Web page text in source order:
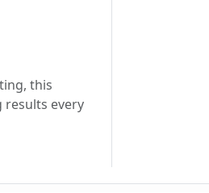
this
results every